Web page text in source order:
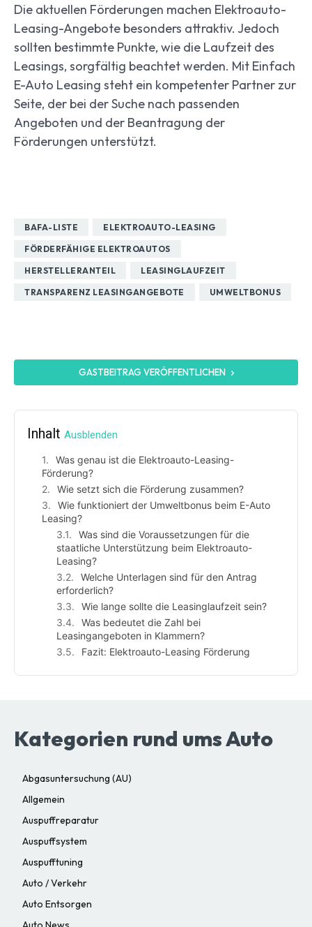
Die aktuellen Förderungen machen Elektroauto-
Leasing-Angebote besonders attraktiv. Jedoch
sollten bestimmte Punkte, wie die Laufzeit des
Leasings, sorgfältig beachtet werden. Mit Einfach
E-Auto Leasing steht ein kompetenter Partner zur
Seite, der bei der Suche nach passenden
Angeboten und der Beantragung der
Förderungen unterstützt.
BAFA-LISTE ELEKTROAUTO-LEASING
FÖRDERFÄHIGE ELEKTROAUTOS
HERSTELLERANTEIL LEASINGLAUFZEIT
TRANSPARENZ LEASINGANGEBOTE UMWELTBONUS
GASTBEITRAG VERÖFFENTLICHEN
Inhalt Ausblenden
Was genau ist die Elektroauto-Leasing-
Förderung?
Wie setzt sich die Förderung zusammen?
Wie funktioniert der Umweltbonus beim E-Auto
Leasing?
Was sind die Voraussetzungen für die
staatliche Unterstützung beim Elektroauto-
Leasing?
Welche Unterlagen sind für den Antrag
erforderlich?
Wie lange sollte die Leasinglaufzeit sein?
Was bedeutet die Zahl bei
Leasingangeboten in Klammern?
Fazit: Elektroauto-Leasing Förderung
Kategorien rund ums Auto
Abgasuntersuchung (AU)
Allgemein
Auspuffreparatur
Auspuffsystem
Auspufftuning
Auto / Verkehr
Auto Entsorgen